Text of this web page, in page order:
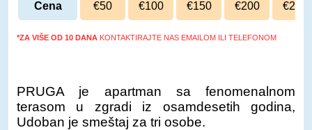
danu
Cena €50 €100 €150 €200 €250
*ZA VIŠE OD 10 DANA KONTAKTIRAJTE NAS EMAILOM ILI TELEFONOM
PRUGA je apartman sa fenomenalnom
terasom u zgradi iz osamdesetih godina,
Udoban je smeštaj za tri osobe.